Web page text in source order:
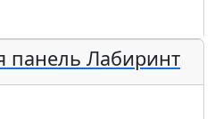
панель Лабиринт